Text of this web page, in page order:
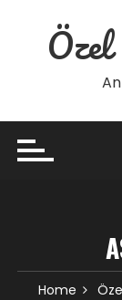
content
Home